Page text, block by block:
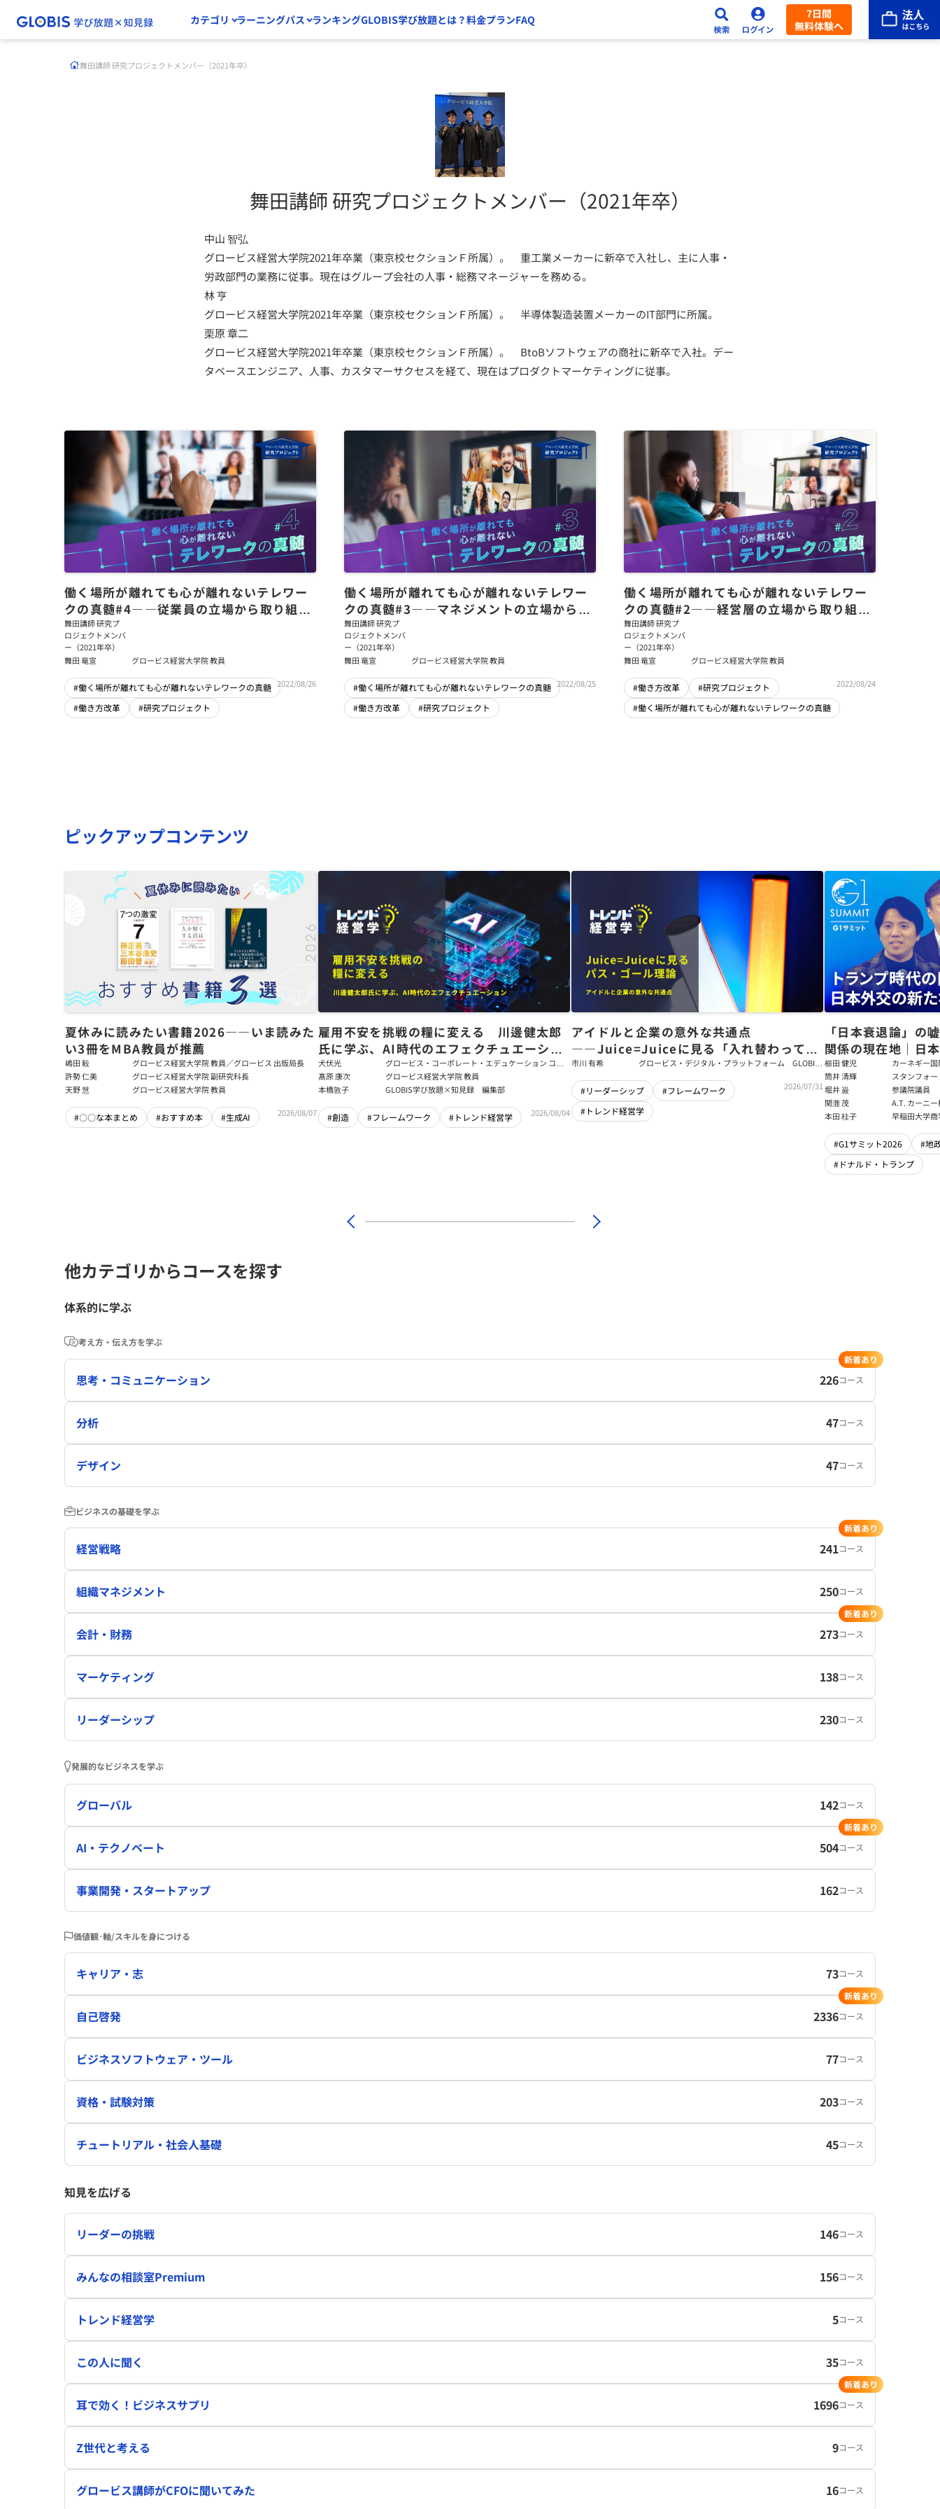
カテゴリ ラーニングパス ランキングGLOBIS学び放題とは？料金プランFAQ
7日間
無料体験へ
舞田講師 研究プロジェクトメンバー（2021年卒）
舞田講師 研究プロジェクトメンバー（2021年卒）
中山 智弘
グロービス経営大学院2021年卒業（東京校セクションＦ所属）。 重工業メーカーに新卒で入社し、主に人事・
労政部門の業務に従事。現在はグループ会社の人事・総務マネージャーを務める。
林 亨
グロービス経営大学院2021年卒業（東京校セクションＦ所属）。 半導体製造装置メーカーのIT部門に所属。
栗原 章二
グロービス経営大学院2021年卒業（東京校セクションＦ所属）。 BtoBソフトウェアの商社に新卒で入社。デー
タベースエンジニア、人事、カスタマーサクセスを経て、現在はプロダクトマーケティングに従事。
働く場所が離れても心が離れないテレワー
クの真髄#4――従業員の立場から取り組む
べきこと
舞田講師 研究プ
ロジェクトメンバ
ー（2021年卒）
舞田 竜宣
グロービス経営大学院 教員
#働く場所が離れても心が離れないテレワークの真髄
#働き方改革
#研究プロジェクト
2022/08/26
働く場所が離れても心が離れないテレワー
クの真髄#3――マネジメントの立場から取
り組むべきこと
舞田講師 研究プ
ロジェクトメンバ
ー（2021年卒）
舞田 竜宣
グロービス経営大学院 教員
#働く場所が離れても心が離れないテレワークの真髄
#働き方改革
#研究プロジェクト
2022/08/25
働く場所が離れても心が離れないテレワー
クの真髄#2――経営層の立場から取り組む
べきこと
舞田講師 研究プ
ロジェクトメンバ
ー（2021年卒）
舞田 竜宣
グロービス経営大学院 教員
#働き方改革
#研究プロジェクト
#働く場所が離れても心が離れないテレワークの真髄
2022/08/24
ピックアップコンテンツ
夏休みに読みたい書籍2026――いま読みた
い3冊をMBA教員が推薦
嶋田 毅
グロービス経営大学院 教員／グロービス 出版局長
許勢 仁美
グロービス経営大学院 副研究科長
天野 慧
グロービス経営大学院 教員
#〇〇な本まとめ #おすすめ本 #生成AI 2026/08/07
雇用不安を挑戦の糧に変える 川邊健太郎
氏に学ぶ、AI時代のエフェクチュエーショ
ン
犬伏光
グロービス・コーポレート・エデュケーション コー
ポレート・ソリューション・チーム コンサルタント
髙原 康次
グロービス経営大学院 教員
本橋敦子
GLOBIS学び放題×知見録 編集部
#創造 #フレームワーク #トレンド経営学 2026/08/04
アイドルと企業の意外な共通点
――Juice=Juiceに見る「入れ替わっても
強いチーム」をつくるパス・ゴール理論
市川 有希
グロービス・デジタル・プラットフォーム GLOBIS
#リーダーシップ
#フレームワーク
#トレンド経営学
2026/07/31
「日本衰退論」の
関係の現在地｜日
戦略【櫛田健児×
輝】
櫛田 健児
カーネギー
ラムディレ
筒井 清輝
スタンフォ
大学アジア
フェロー
堀井 巌
参議院議員
関灘 茂
A.T. カーニ
本法人会長
本田 桂子 早稲田大学
#G1サミット2026
#地
#ドナルド・トランプ
他カテゴリからコースを探す
体系的に学ぶ
考え方・伝え方を学ぶ
思考・コミュニケーション 226コース
新着あり
分析 47コース
デザイン 47コース
ビジネスの基礎を学ぶ
経営戦略 241コース
新着あり
組織マネジメント 250コース
会計・財務 273コース
新着あり
マーケティング 138コース
リーダーシップ 230コース
発展的なビジネスを学ぶ
グローバル 142コース
AI・テクノベート 504コース
新着あり
事業開発・スタートアップ 162コース
価値観･軸/スキルを身につける
キャリア・志 73コース
自己啓発 2336コース
新着あり
ビジネスソフトウェア・ツール 77コース
資格・試験対策 203コース
チュートリアル・社会人基礎 45コース
知見を広げる
リーダーの挑戦 146コース
みんなの相談室Premium 156コース
トレンド経営学 5コース
この人に聞く 35コース
耳で効く！ビジネスサプリ 1696コース
新着あり
Z世代と考える 9コース
グロービス講師がCFOに聞いてみた 16コース